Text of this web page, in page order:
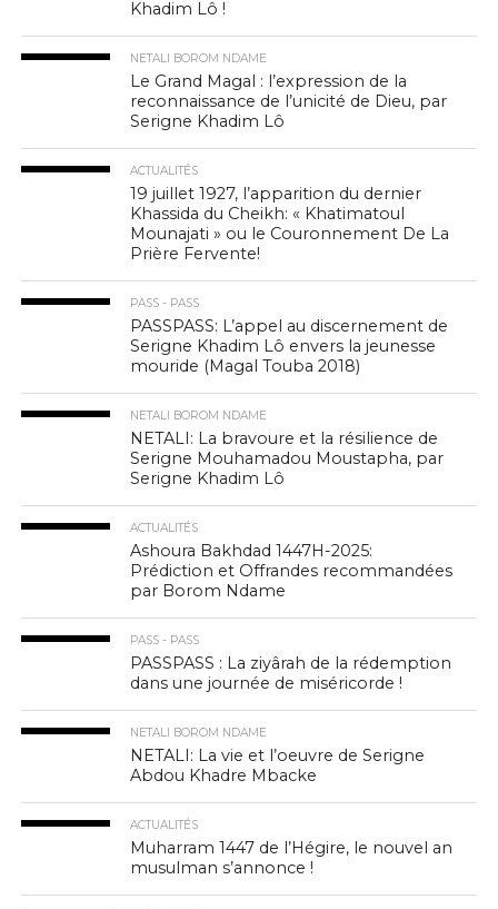
Khadim Lô !
NETALI BOROM NDAME
Le Grand Magal : l’expression de la
reconnaissance de l’unicité de Dieu, par
Serigne Khadim Lô
ACTUALITÉS
19 juillet 1927, l’apparition du dernier
Khassida du Cheikh: « Khatimatoul
Mounajati » ou le Couronnement De La
Prière Fervente!
PASS - PASS
PASSPASS: L’appel au discernement de
Serigne Khadim Lô envers la jeunesse
mouride (Magal Touba 2018)
NETALI BOROM NDAME
NETALI: La bravoure et la résilience de
Serigne Mouhamadou Moustapha, par
Serigne Khadim Lô
ACTUALITÉS
Ashoura Bakhdad 1447H-2025:
Prédiction et Offrandes recommandées
par Borom Ndame
PASS - PASS
PASSPASS : La ziyârah de la rédemption
dans une journée de miséricorde !
NETALI BOROM NDAME
NETALI: La vie et l’oeuvre de Serigne
Abdou Khadre Mbacke
ACTUALITÉS
Muharram 1447 de l’Hégire, le nouvel an
musulman s’annonce !